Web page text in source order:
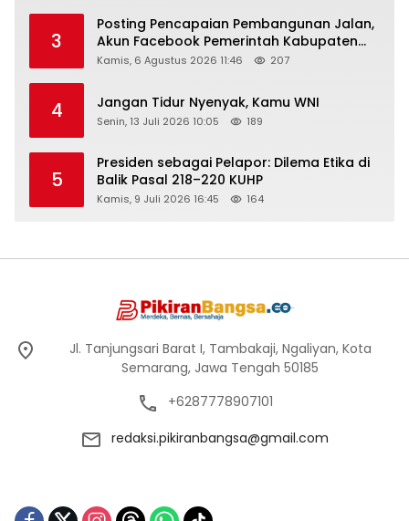
3
Posting Pencapaian Pembangunan Jalan,
Akun Facebook Pemerintah Kabupaten
Rembang “Dirujak” Warganet
Kamis, 6 Agustus 2026 11:46 207
4 Jangan Tidur Nyenyak, Kamu WNI
Senin, 13 Juli 2026 10:05 189
5
Presiden sebagai Pelapor: Dilema Etika di
Balik Pasal 218–220 KUHP
Kamis, 9 Juli 2026 16:45 164
Jl. Tanjungsari Barat I, Tambakaji, Ngaliyan, Kota
Semarang, Jawa Tengah 50185
+6287778907101
redaksi.pikiranbangsa@gmail.com